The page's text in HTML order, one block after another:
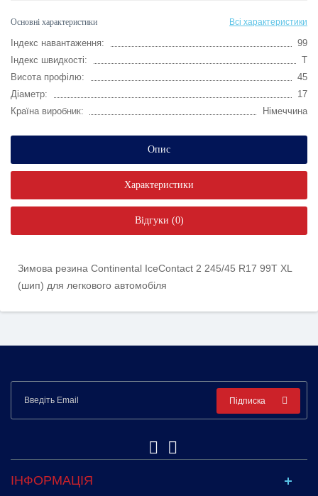
Основні характеристики Всі характеристики
Індекс навантаження:
99
Індекс швидкості:
T
Висота профілю:
45
Діаметр:
17
Країна виробник:
Німеччина
Опис
Характеристики
Відгуки (0)
Зимова резина Continental IceContact 2 245/45 R17 99T XL
(шип) для легкового автомобіля
Підписка
ІНФОРМАЦІЯ